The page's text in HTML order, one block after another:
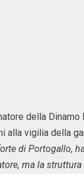
della Dinamo
alla vigilia della
di Portogallo,
ma la